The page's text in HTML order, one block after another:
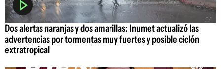
Dos alertas naranjas y dos amarillas: Inumet actualizó las
advertencias por tormentas muy fuertes y posible ciclón
extratropical